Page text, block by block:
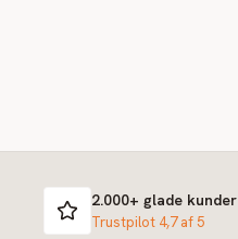
2.000+ glade kunder
Trustpilot 4,7 af 5